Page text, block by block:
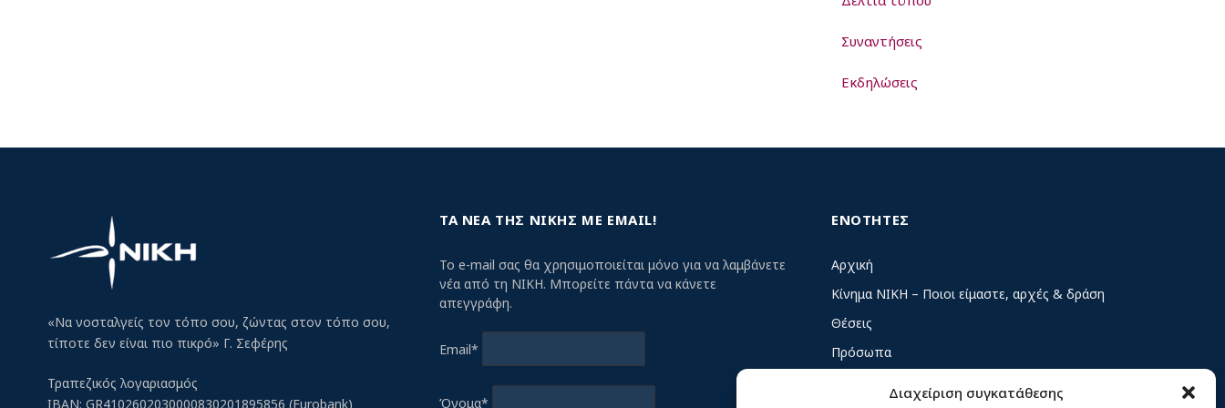
Διαχείριση συγκατάθεσης
Συναντήσεις
Εκδηλώσεις
«Να νοσταλγείς τον τόπο σου, ζώντας στον τόπο σου,
τίποτε δεν είναι πιο πικρό» Γ. Σεφέρης
Τραπεζικός λογαριασμός
IBAN: GR4102602030000830201895856 (Eurobank)
ΤΑ ΝΕΑ ΤΗΣ ΝΙΚΗΣ ΜΕ EMAIL!
Το e-mail σας θα χρησιμοποιείται μόνο για να λαμβάνετε
νέα από τη ΝΙΚΗ. Μπορείτε πάντα να κάνετε
απεγγράφη.
Email*
Όνομα*
ΕΝΟΤΗΤΕΣ
Αρχική
Κίνημα ΝΙΚΗ – Ποιοι είμαστε, αρχές & δράση
Θέσεις
Πρόσωπα